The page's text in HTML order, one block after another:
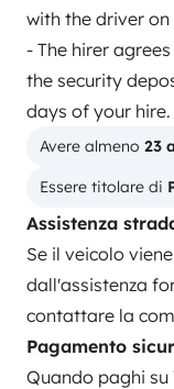
with the driver
- The hirer
the security
days of your hire.
Avere almeno 23
Essere titolare di
Assistenza
Se il veicolo
dall'assistenza
contattare la
Pagamento
Quando paghi
di più sulle
all'estero
autorizzato